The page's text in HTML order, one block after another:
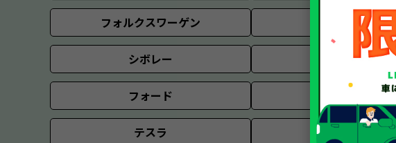
フォルクスワーゲン ポルシェ
シボレー ジープ
フォード
テスラ ジャガー